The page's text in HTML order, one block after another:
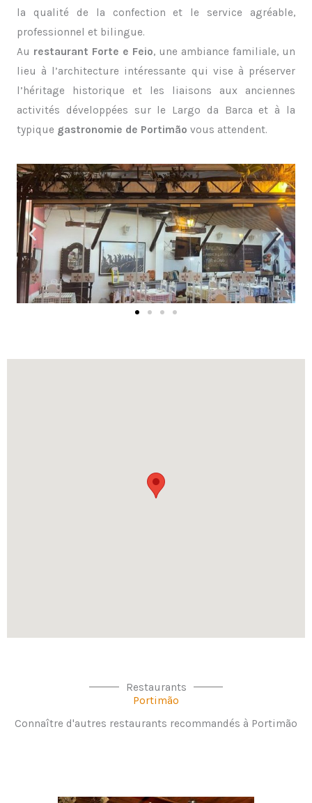
la qualité de la confection et le service agréable,
professionnel et bilingue.
Au restaurant Forte e Feio, une ambiance familiale, un
lieu à l’architecture intéressante qui vise à préserver
l’héritage historique et les liaisons aux anciennes
activités développées sur le Largo da Barca et à la
typique gastronomie de Portimão vous attendent.
Restaurants
Portimão
Connaître d'autres restaurants recommandés à Portimão